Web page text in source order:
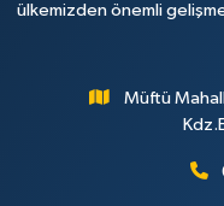
ülkemizden önemli
Müftü